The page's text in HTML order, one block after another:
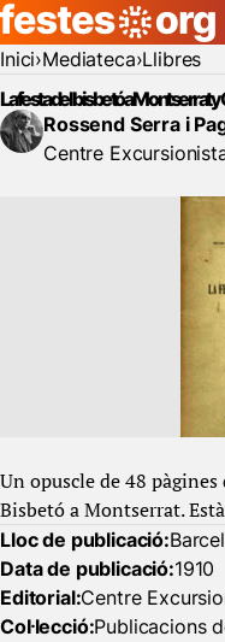
Inici Mediateca Llibres
La festa del bisbetó a Montserrat
Rossend Serra i
Centre
Un opuscle de 48
Bisbetó a Montserrat.
Lloc de publicació:
Data de publicació:1910
Editorial:Centre
Col·lecció:Publicacions